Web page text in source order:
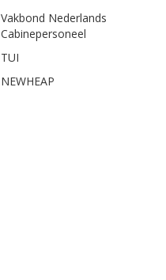
Vakbond Nederlands
Cabinepersoneel
TUI
NEWHEAP